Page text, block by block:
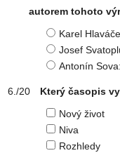
autorem tohoto
Karel
Josef
Antonín
Který časopis
Nový život
Niva
Rozhledy